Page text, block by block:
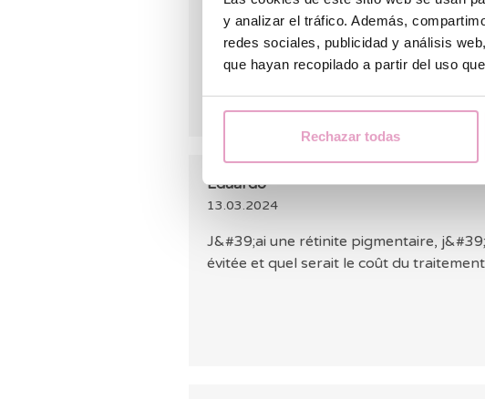
y analizar el tráfico. Además,
redes sociales, publicidad y análisis
que hayan recopilado a partir del uso
Rechazar todas
orienter vers les options disponibles.
Eduardo
13.03.2024
J&#39;ai une rétinite pigmentaire,
évitée et quel serait le coût du